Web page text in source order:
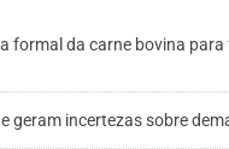
formal da carne bovina
geram incertezas sobre